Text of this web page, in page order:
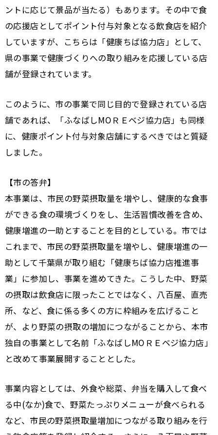
ントに応じて景品が当たる） もあります。その中で食
の応援店としてポイント付与対象となる飲食店を紹介
していますが、こちらは「健康ちば協力店」として、
県の事業で健康づくりへの取り組みを応援している店
舗が登録されています。
このように、市の事業で同じ目的で登録されている店
舗であれば、「ふなばしМО ＲＥベジ協力店」も同様
に、健康ポイント付与対象店舗にするべきではと質疑
しました。
【市の答弁】
本事業は、市民の野菜摂取量を増やし、健康的な食事
ができる食の環境づくりをし、生活習慣改善を含め、
健康増進の一助とすることを目的としている。市では
これまで、市民の野菜摂取量を増やし、健康増進の一
助として千葉県が取り組む「健康ちば協力店推進事
業」に参加し、事業を進めてきた。こうした中、野菜
の摂取は飲食店に限ったことではなく、八百屋、直売
所、など、食に係る多くの方に枠組みを広げること
が、より野菜の摂取の増加につながることから、本市
独自の事業として名前「ふなばしМОＲＥベジ協力店」
と改めて事業展開することとした。
事業内容としては、外食や総菜、弁当を購入して食べ
る中(なか)食で、野菜たっぷりメニューが食べられる
など、市民の野菜摂取量増加につながる取り組みを行